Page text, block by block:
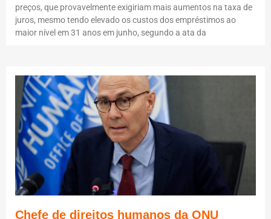
preços, que provavelmente exigiriam mais aumentos na taxa de
juros, mesmo tendo elevado os custos dos empréstimos ao
maior nível em 31 anos em junho, segundo a ata da
Chefe de direitos humanos da ONU